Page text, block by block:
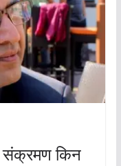
संक्रमण किन